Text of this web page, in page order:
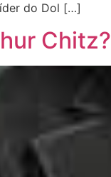
do Dol […]
Chitz?